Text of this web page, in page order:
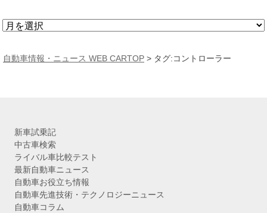
ア
カ
自動車情報・ニュース WEB CARTOP > タグ:コントローラー
新車試乗記
中古車検索
ライバル車比較テスト
最新自動車ニュース
自動車お役立ち情報
自動車先進技術・テクノロジーニュース
自動車コラム